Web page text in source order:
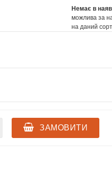
Немає в
можлива за
на даний
ЗАМОВИТИ